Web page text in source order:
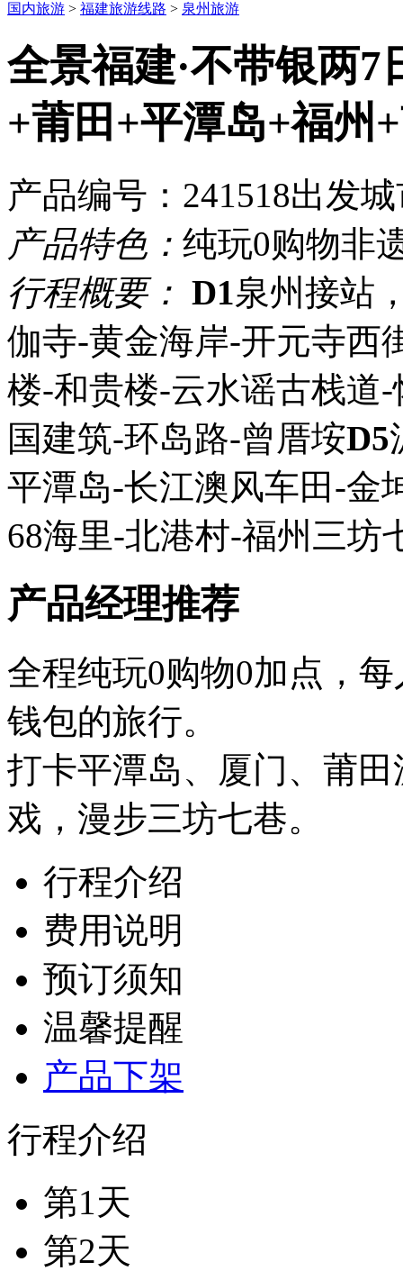
国内旅游 > 福建旅游线路 > 泉州旅游
全景福建·不带银两
+莆田+平潭岛+福州
产品编号：241518出发
产品特色： 纯玩0购物非
行程概要： D1泉州接站
伽寺-黄金海岸-开元寺西
楼-和贵楼-云水谣古栈道
国建筑-环岛路-曾厝垵D5
平潭岛-长江澳风车田-金
68海里-北港村-福州三坊
产品经理推荐
全程纯玩0购物0加点，
钱包的旅行。
打卡平潭岛、厦门、莆
戏，漫步三坊七巷。
行程介绍
费用说明
预订须知
温馨提醒
产品下架
行程介绍
第1天
第2天